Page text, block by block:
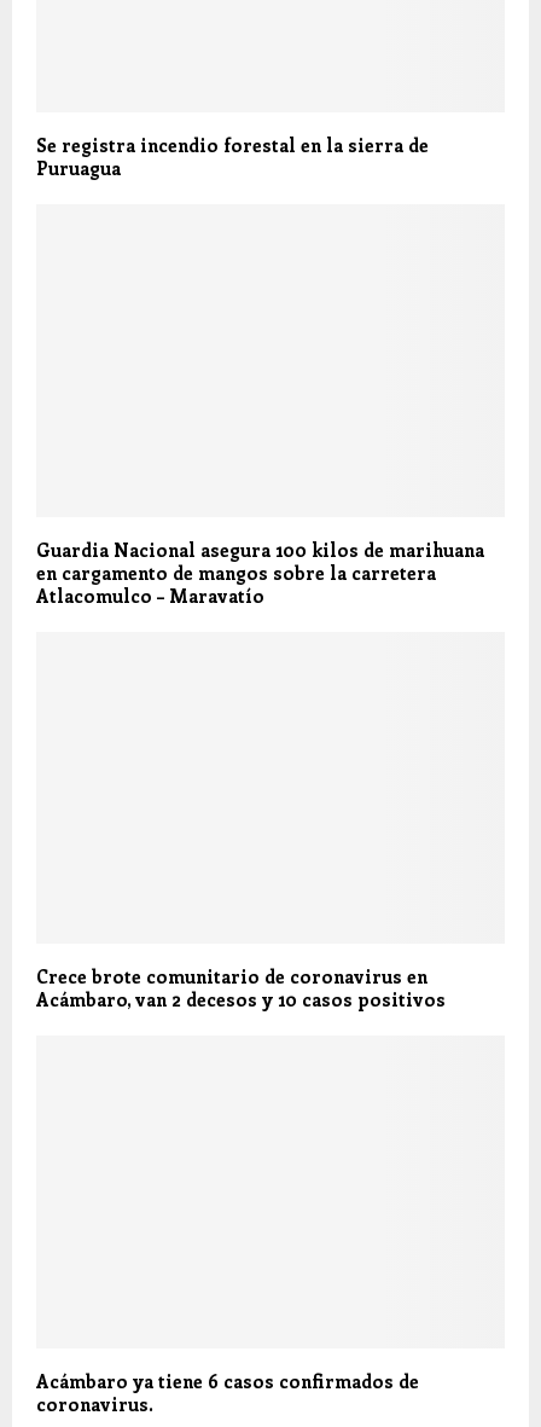
Se registra incendio forestal en la sierra de
Puruagua
Guardia Nacional asegura 100 kilos de marihuana
en cargamento de mangos sobre la carretera
Atlacomulco – Maravatío
Crece brote comunitario de coronavirus en
Acámbaro, van 2 decesos y 10 casos positivos
Acámbaro ya tiene 6 casos confirmados de
coronavirus.